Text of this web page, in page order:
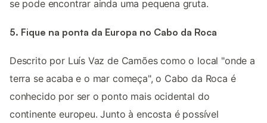
se pode encontrar ainda uma pequena gruta.
5. Fique na ponta da Europa no Cabo da Roca
Descrito por Luís Vaz de Camões como o local "onde a
terra se acaba e o mar começa", o Cabo da Roca é
conhecido por ser o ponto mais ocidental do
continente europeu. Junto à encosta é possível